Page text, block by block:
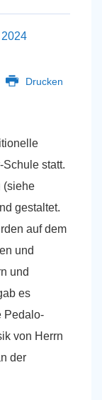
Drucken
statt.
(siehe
gestaltet.
auf dem
und
und
es
Pedalo-
von Herrn
der